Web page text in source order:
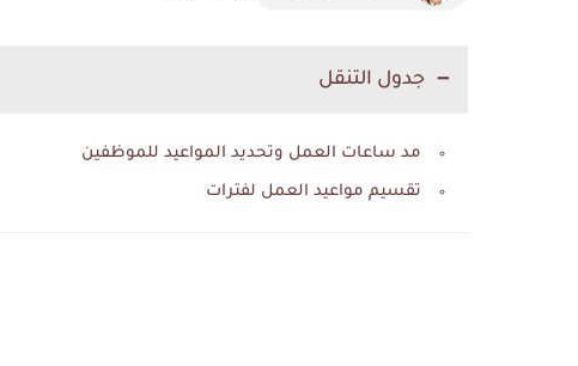
جدول التنقل
مد ساعات العمل وتحديد المواعيد للموظفين
تقسيم مواعيد العمل لفترات